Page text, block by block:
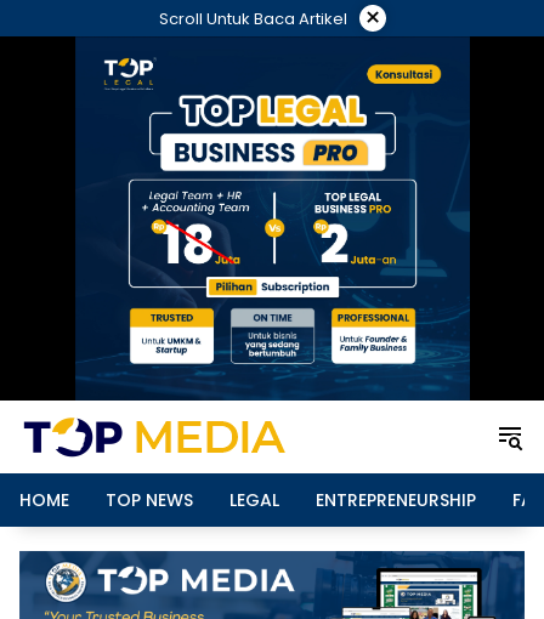
ke
Scroll Untuk Baca Artikel ×
HOME TOP NEWS LEGAL ENTREPRENEURSHIP